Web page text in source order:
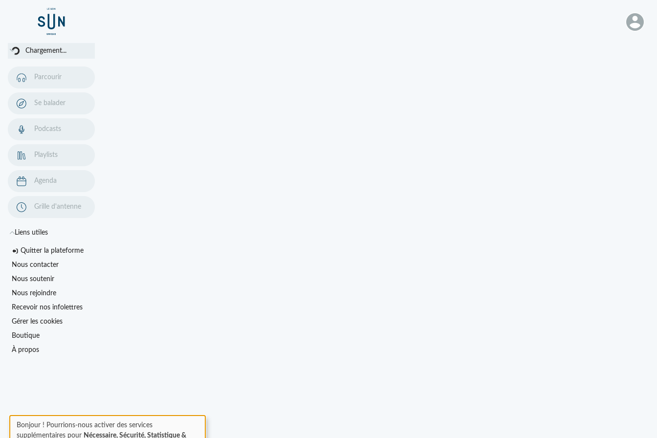
Chargement...
Parcourir
Se balader
Podcasts
Playlists
Agenda
Grille d'antenne
Liens utiles
Quitter la plateforme
Nous contacter
Nous soutenir
Nous rejoindre
Recevoir nos infolettres
Gérer les cookies
Boutique
À propos
Bonjour ! Pourrions-nous activer des services
supplémentaires pour Nécessaire, Sécurité, Statistique &